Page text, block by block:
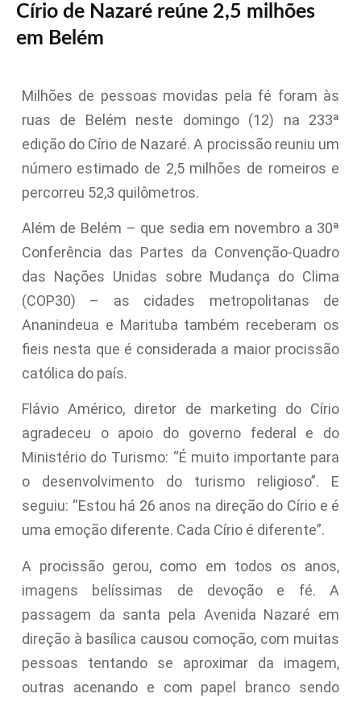
Círio de Nazaré reúne 2,5 milhões
em Belém
Milhões de pessoas movidas pela fé foram às
ruas de Belém neste domingo (12) na 233ª
edição do Círio de Nazaré. A procissão reuniu um
número estimado de 2,5 milhões de romeiros e
percorreu 52,3 quilômetros.
Além de Belém – que sedia em novembro a 30ª
Conferência das Partes da Convenção-Quadro
das Nações Unidas sobre Mudança do Clima
(COP30) – as cidades metropolitanas de
Ananindeua e Marituba também receberam os
fieis nesta que é considerada a maior procissão
católica do país.
Flávio Américo, diretor de marketing do Círio
agradeceu o apoio do governo federal e do
Ministério do Turismo: “É muito importante para
o desenvolvimento do turismo religioso”. E
seguiu: “Estou há 26 anos na direção do Círio e é
uma emoção diferente. Cada Círio é diferente”.
A procissão gerou, como em todos os anos,
imagens belíssimas de devoção e fé. A
passagem da santa pela Avenida Nazaré em
direção à basílica causou comoção, com muitas
pessoas tentando se aproximar da imagem,
outras acenando e com papel branco sendo